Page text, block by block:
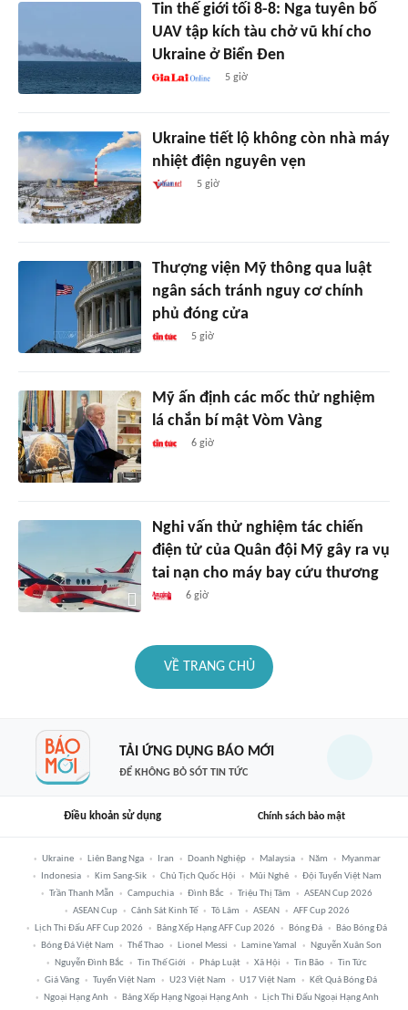
Tin thế giới tối 8-8: Nga tuyên bố
UAV tập kích tàu chở vũ khí cho
Ukraine ở Biển Đen
5 giờ
Ukraine tiết lộ không còn nhà máy
nhiệt điện nguyên vẹn
5 giờ
Thượng viện Mỹ thông qua luật
ngân sách tránh nguy cơ chính
phủ đóng cửa
5 giờ
Mỹ ấn định các mốc thử nghiệm
lá chắn bí mật Vòm Vàng
6 giờ
Nghi vấn thử nghiệm tác chiến
điện tử của Quân đội Mỹ gây ra vụ
tai nạn cho máy bay cứu thương
6 giờ
VỀ TRANG CHỦ
TẢI ỨNG DỤNG BÁO MỚI
ĐỂ KHÔNG BỎ SÓT TIN TỨC
Điều khoản sử dụng Chính sách bảo mật
Ukraine Liên Bang Nga Iran Doanh Nghiệp Malaysia Năm
Myanmar
Indonesia
Kim Sang-Sik Chủ Tịch Quốc Hội Mũi Nghê
Đội Tuyển Việt Nam
Trần Thanh Mẫn
Campuchia Đình Bắc Triệu Thị Tâm
ASEAN Cup 2026
ASEAN Cup
Cảnh Sát Kinh Tế Tô Lâm ASEAN
AFF Cup 2026
Lịch Thi Đấu AFF Cup 2026
Bảng Xếp Hạng AFF Cup 2026 Bóng Đá
Báo Bóng Đá
Bóng Đá Việt Nam
Thể Thao Lionel Messi Lamine Yamal
Nguyễn Xuân Son
Nguyễn Đình Bắc
Tin Thế Giới Pháp Luật Xã Hội Tin Bão
Tin Tức
Giá Vàng
Tuyển Việt Nam U23 Việt Nam U17 Việt Nam
Kết Quả Bóng Đá
Ngoại Hạng Anh
Bảng Xếp Hạng Ngoại Hạng Anh
Lịch Thi Đấu Ngoại Hạng Anh